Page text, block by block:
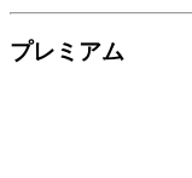
プレミアム